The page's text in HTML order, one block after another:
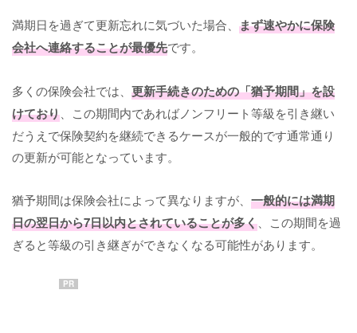
満期日を過ぎて更新忘れに気づいた場合、 まず速やかに保険
会社へ連絡することが最優先です。
多くの保険会社では、 更新手続きのための「猶予期間」を設
けており 、この期間内であればノンフリート等級を引き継い
だうえで保険契約を継続できるケースが一般的です通常通り
の更新が可能となっています。
猶予期間は保険会社によって異なりますが、 一般的には満期
日の翌日から7日以内とされていることが多く 、この期間を過
ぎると等級の引き継ぎができなくなる可能性があります。
PR